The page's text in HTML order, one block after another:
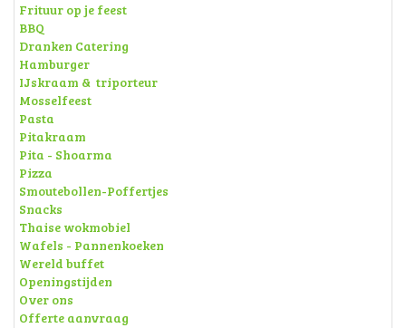
Frituur op je feest
BBQ
Dranken Catering
Hamburger
IJskraam & triporteur
Mosselfeest
Pasta
Pitakraam
Pita - Shoarma
Pizza
Smoutebollen-Poffertjes
Snacks
Thaise wokmobiel
Wafels - Pannenkoeken
Wereld buffet
Openingstijden
Over ons
Offerte aanvraag